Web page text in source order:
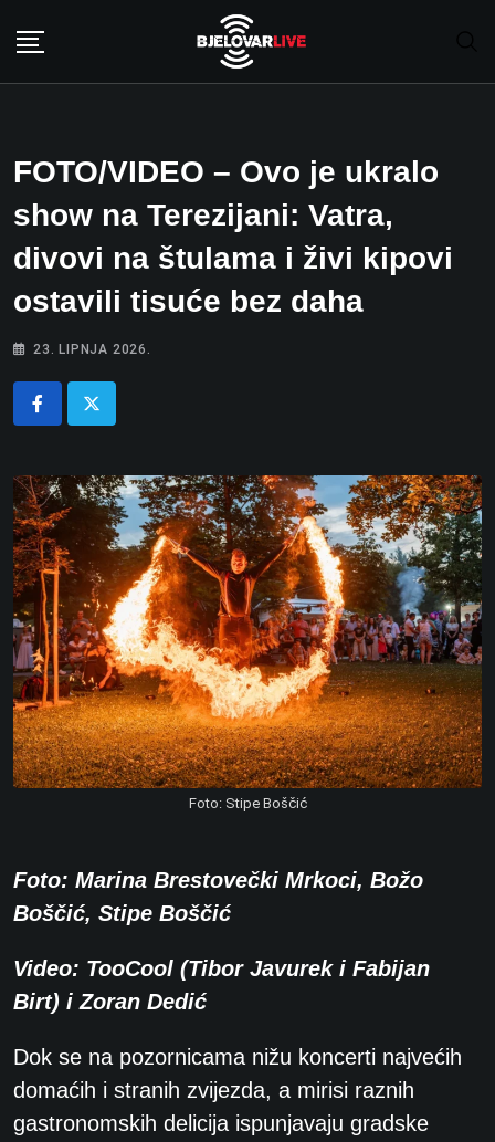
FOTO/VIDEO – Ovo je ukralo
show na Terezijani: Vatra,
divovi na štulama i živi kipovi
ostavili tisuće bez daha
23. LIPNJA 2026.
Foto: Stipe Boščić
Foto: Marina Brestovečki Mrkoci, Božo
Boščić, Stipe Boščić
Video: TooCool (Tibor Javurek i Fabijan
Birt) i Zoran Dedić
Dok se na pozornicama nižu koncerti najvećih
domaćih i stranih zvijezda, a mirisi raznih
gastronomskih delicija ispunjavaju gradske